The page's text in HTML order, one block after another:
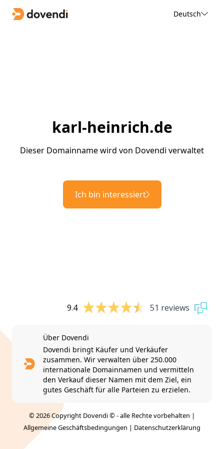
Deutsch
karl-heinrich.de
Dieser Domainname wird von Dovendi verwaltet
Ich bin interessiert
9.4 51 reviews
Über Dovendi
Dovendi bringt Käufer und Verkäufer
zusammen. Wir verwalten über 250.000
internationale Domainnamen und vermitteln
den Verkauf dieser Namen mit dem Ziel, ein
gutes Geschäft für alle Parteien zu erzielen.
© 2026 Copyright Dovendi © - alle Rechte vorbehalten |
Allgemeine Geschäftsbedingungen | Datenschutzerklärung